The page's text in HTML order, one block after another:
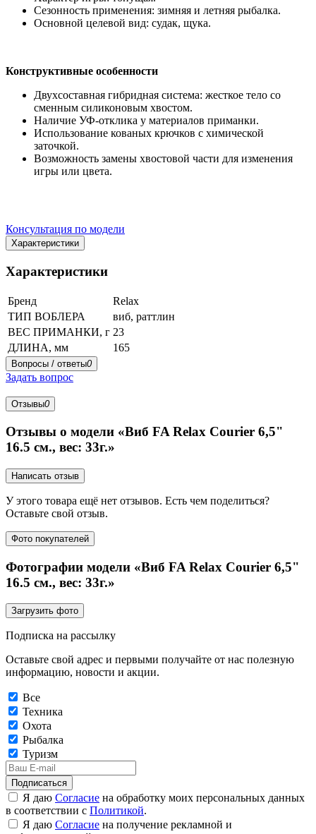
Сезонность применения: зимняя и летняя рыбалка.
Основной целевой вид: судак, щука.
Конструктивные особенности
Двухсоставная гибридная система: жесткое тело со
сменным силиконовым хвостом.
Наличие УФ-отклика у материалов приманки.
Использование кованых крючков с химической
заточкой.
Возможность замены хвостовой части для изменения
игры или цвета.
Консультация по модели
Характеристики
Характеристики
Бренд
Relax
ТИП ВОБЛЕРА
виб, раттлин
ВЕС ПРИМАНКИ, г 23
ДЛИНА, мм
165
Вопросы / ответы0
Задать вопрос
Отзывы0
Отзывы о модели «Виб FA Relax Courier 6,5"
16.5 см., вес: 33г.»
Написать отзыв
У этого товара ещё нет отзывов. Есть чем поделиться?
Оставьте свой отзыв.
Фото покупателей
Фотографии модели «Виб FA Relax Courier 6,5"
16.5 см., вес: 33г.»
Загрузить фото
Подписка на рассылку
Оставьте свой адрес и первыми получайте от нас полезную
информацию, новости и акции.
Все
Техника
Охота
Рыбалка
Туризм
Подписаться
Я даю Согласие на обработку моих персональных данных
в соответствии с Политикой.
Я даю Согласие на получение рекламной и